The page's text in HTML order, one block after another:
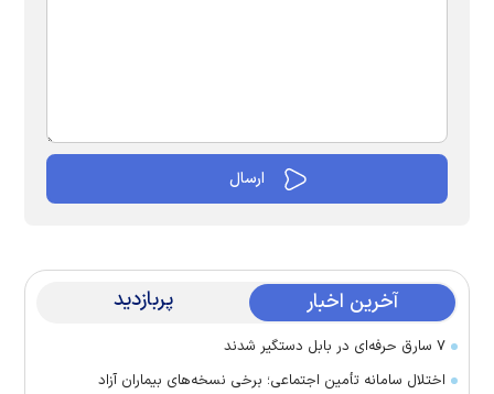
آخرین اخبار پربازدید
۷ سارق حرفه‌ای در بابل دستگیر شدند
اختلال سامانه تأمین اجتماعی؛ برخی نسخه‌های بیماران آزاد